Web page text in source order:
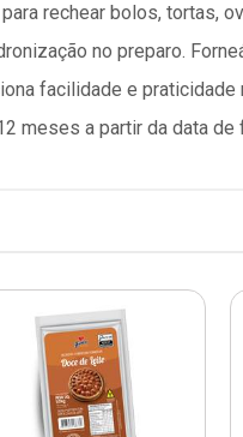
rechear bolos, tortas,
no preparo.
facilidade e praticidade
meses a partir da data de